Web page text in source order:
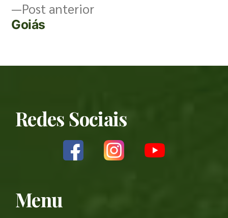
Post anterior
Goiás
Redes Sociais
Menu